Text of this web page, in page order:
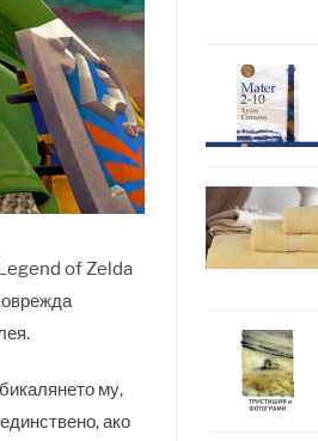
Legend of Zelda
му,
ако